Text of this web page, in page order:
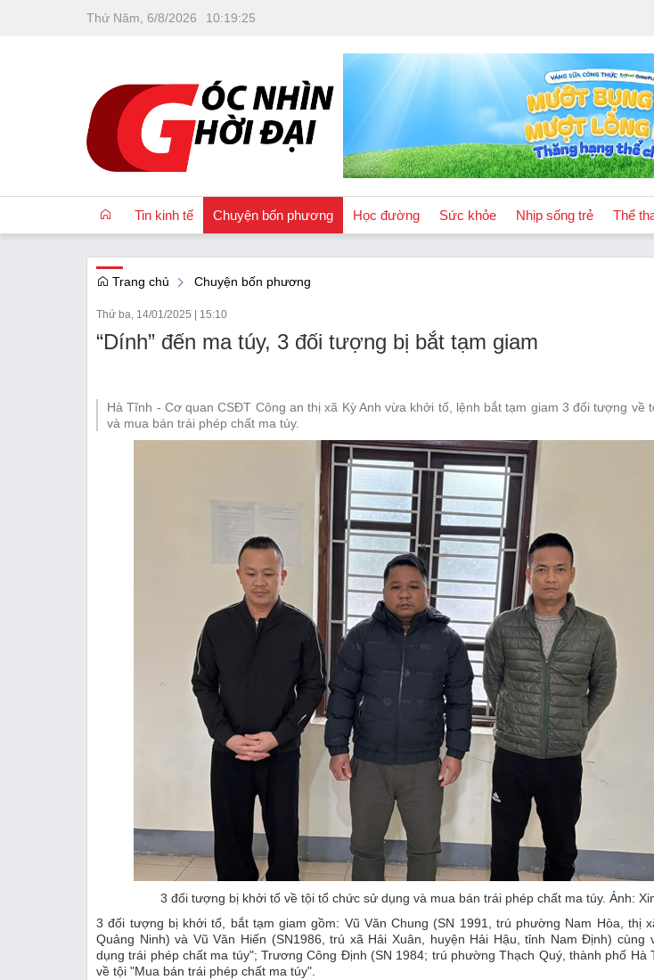
Thứ Năm, 6/8/2026 10:19:26
Tin kinh tế
Thị trường
Chuyện bốn phương Học đường Sức khỏe Nhịp sống trẻ Thể
Trang chủ Chuyện bốn phương
Thứ ba, 14/01/2025 15:10
“Dính” đến ma túy, 3 đối tượng bị bắt tạm giam
Hà Tĩnh - Cơ quan CSĐT Công an thị xã Kỳ Anh vừa khởi tố, lệnh bắt tạm giam 3 đối tượng về
và mua bán trái phép chất ma túy.
3 đối tượng bị khởi tố về tội tổ chức sử dụng và mua bán trái phép chất ma túy. Ảnh:
3 đối tượng bị khởi tố, bắt tạm giam gồm: Vũ Văn Chung (SN 1991, trú phường Nam Hòa, thị
Quảng Ninh) và Vũ Văn Hiến (SN1986, trú xã Hải Xuân, huyện Hải Hậu, tỉnh Nam Định) cùng
dụng trái phép chất ma túy"; Trương Công Định (SN 1984; trú phường Thạch Quý, thành phố Hà
về tội "Mua bán trái phép chất ma túy".